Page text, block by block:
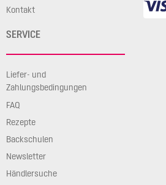
Kontakt
SERVICE
Liefer- und
Zahlungsbedingungen
FAQ
Rezepte
Backschulen
Newsletter
Händlersuche